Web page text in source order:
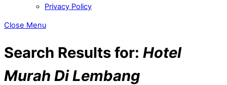
Privacy Policy
Close Menu
Search Results for: Hotel
Murah Di Lembang